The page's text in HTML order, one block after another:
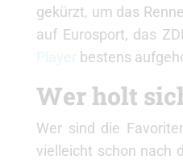
gekürzt, um das
auf Eurosport, das
Player bestens
Wer holt
Wer sind die
vielleicht schon nach